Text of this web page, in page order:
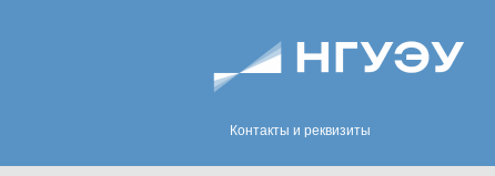
Контакты и реквизиты